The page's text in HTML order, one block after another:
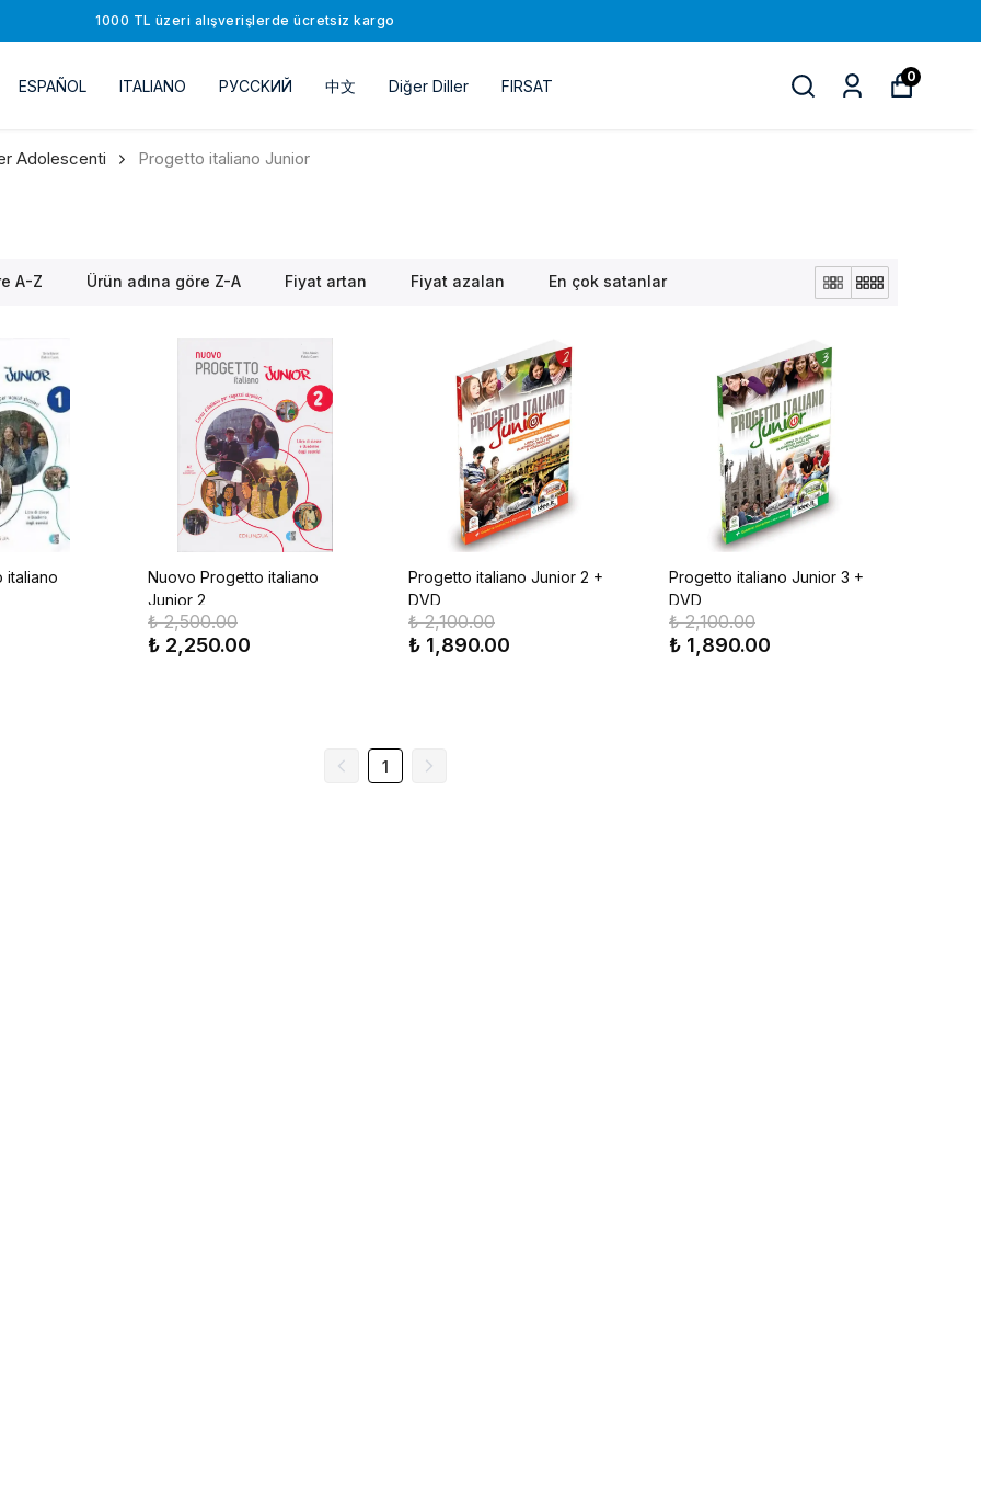
1000 TL üzeri alışverişlerde ücretsiz kargo
ESPAÑOL ITALIANO РУССKИЙ 中文 Diğer Diller FIRSAT
0
Adolescenti Progetto italiano Junior
A-Z Ürün adına göre Z-A Fiyat artan Fiyat azalan En çok satanlar
italiano
Nuovo Progetto italiano
Junior 2
₺ 2,500.00
₺ 2,250.00
Progetto italiano Junior 2 +
DVD
₺ 2,100.00
₺ 1,890.00
Progetto italiano Junior 3 +
DVD
₺ 2,100.00
₺ 1,890.00
1